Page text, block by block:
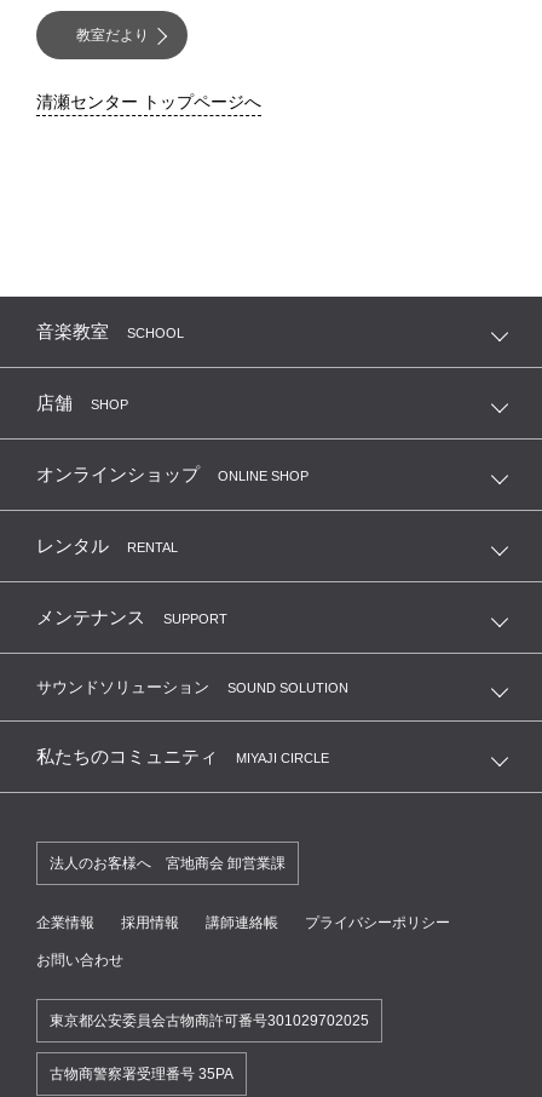
教室だより
清瀬センター トップページへ
音楽教室 SCHOOL
店舗 SHOP
オンラインショップ ONLINE SHOP
レンタル RENTAL
メンテナンス SUPPORT
サウンドソリューション SOUND SOLUTION
私たちのコミュニティ MIYAJI CIRCLE
法人のお客様へ 宮地商会 卸営業課
企業情報 採用情報 講師連絡帳 プライバシーポリシー
お問い合わせ
東京都公安委員会古物商許可番号301029702025
古物商警察署受理番号 35PA